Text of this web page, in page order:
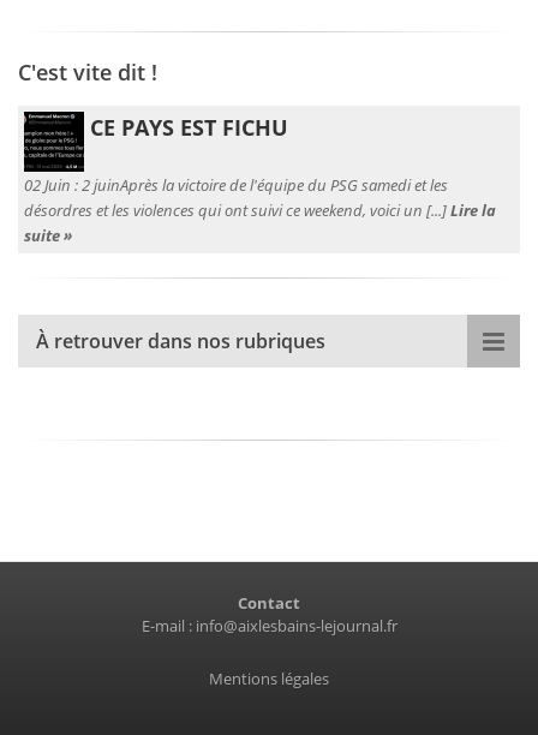
C'est vite dit !
CE PAYS EST FICHU
02 Juin :2 juinAprès la victoire de l'équipe du PSG samedi et les
désordres et les violences qui ont suivi ce weekend, voici un [...]Lire la
suite »
À retrouver dans nos rubriques
Contact
E-mail : info@aixlesbains-lejournal.fr
Mentions légales